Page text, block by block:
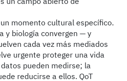
un campo abierto de
momento cultural específico.
y biología convergen — y
cada vez más mediados
urgente proteger una vida
pueden medirse; la
reducirse a ellos. QoT